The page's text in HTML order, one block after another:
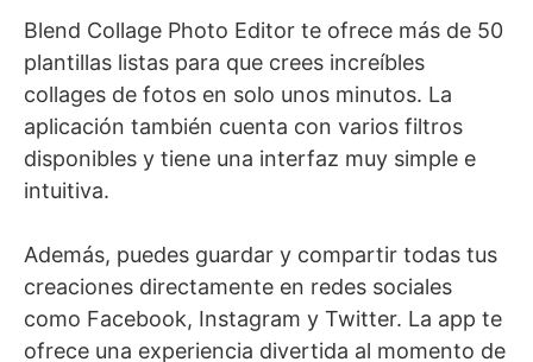
Blend Collage Photo Editor te ofrece más de 50
plantillas listas para que crees increíbles
collages de fotos en solo unos minutos. La
aplicación también cuenta con varios filtros
disponibles y tiene una interfaz muy simple e
intuitiva.
Además, puedes guardar y compartir todas tus
creaciones directamente en redes sociales
como Facebook, Instagram y Twitter. La app te
ofrece una experiencia divertida al momento de